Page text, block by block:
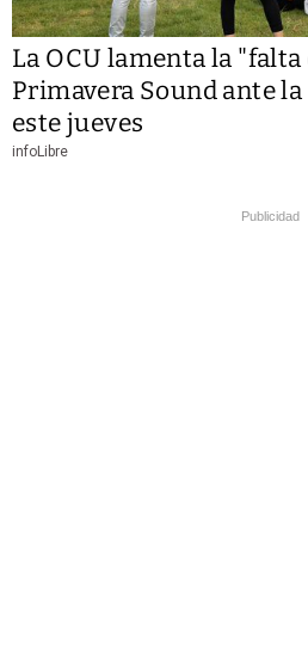
La OCU lamenta la
Primavera Sound ante
este jueves
infoLibre
Publicidad